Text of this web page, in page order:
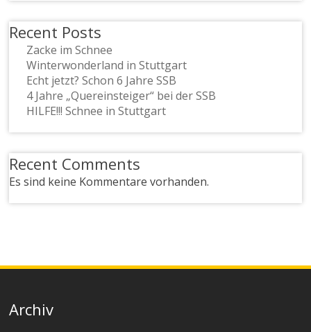
Recent Posts
Zacke im Schnee
Winterwonderland in Stuttgart
Echt jetzt? Schon 6 Jahre SSB
4 Jahre „Quereinsteiger“ bei der SSB
HILFE!!! Schnee in Stuttgart
Recent Comments
Es sind keine Kommentare vorhanden.
Archiv